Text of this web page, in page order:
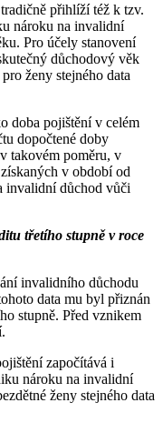
přihlíží též k tzv.
nároku na invalidní
Pro účely stanovení
důchodový věk
ženy stejného data
doba pojištění v celém
dopočtené doby
takovém poměru, v
v období od
invalidní důchod vůči
třetího stupně v roce
invalidního důchodu
data mu byl přiznán
stupně. Před vznikem
započítává i
nároku na invalidní
ženy stejného data